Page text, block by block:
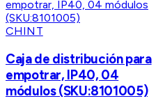
CHINT
Caja de distribución para
empotrar, IP40, 04
módulos (SKU:8101005)